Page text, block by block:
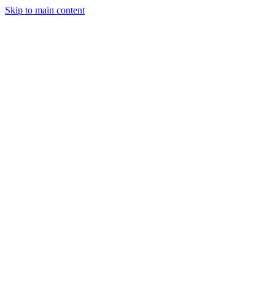
Skip to main content